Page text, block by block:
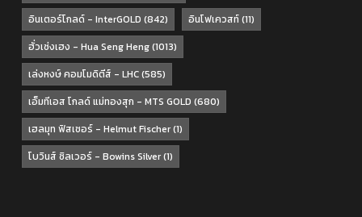
อินเตอร์โกลด์ - InterGOLD (842) อินโฟเควสท์(11)
ฮั่วเซ่งเฮง - Hua Seng Heng(1013)
เล่งหงษ์ คอมโมดิตีส์ - LHC(585)
เอ็มทีเอส โกลด์ แม่ทองสุก - MTS GOLD (680)
เฮลมุท ฟิสเชอร์ - Helmut Fischer(1)
โบวินส์ ซิลเวอร์ - Bowins Silver(1)